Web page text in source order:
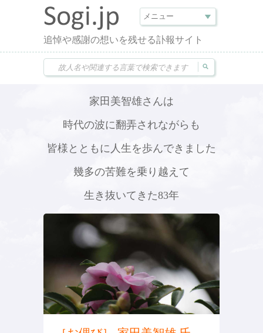
追悼や感謝の想いを残せる訃報サイト
家田美智雄さんは
時代の波に翻弄されながらも
皆様とともに人生を歩んできました
幾多の苦難を乗り越えて
生き抜いてきた83年